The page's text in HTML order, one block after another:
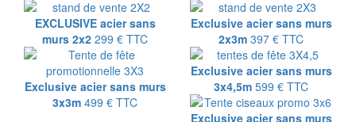
EXCLUSIVE acier sans
murs 2x2 299 € TTC
Exclusive acier sans murs
2x3m 397 € TTC
Exclusive acier sans murs
3x3m 499 € TTC
Exclusive acier sans murs
3x4,5m 599 € TTC
Exclusive acier sans murs